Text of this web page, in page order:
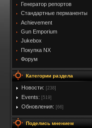
Генератор репортов
Стандартные перманенты
Achievement
Gun Emporium
Jukebox
Покупка NX
Форум
Категории раздела
Новости: [238]
Events: [519]
Обновления: [66]
Поделись мнением